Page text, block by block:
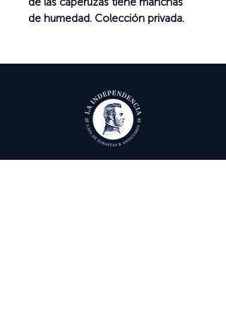
de humedad. Colección privada.